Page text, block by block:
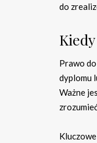
do
Prawo
dyplomu
Ważne